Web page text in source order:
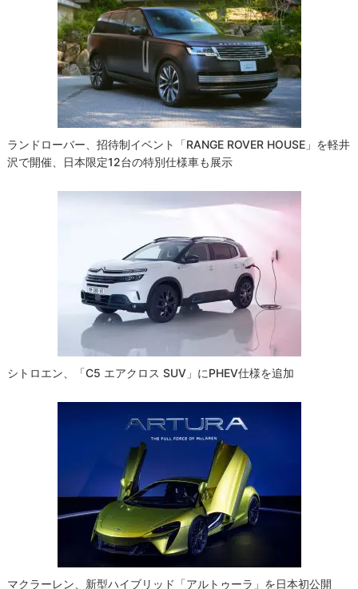
ランドローバー、招待制イベント「RANGE ROVER HOUSE」を軽井
沢で開催、日本限定12台の特別仕様車も展示
シトロエン、「C5 エアクロス SUV」にPHEV仕様を追加
マクラーレン、新型ハイブリッド「アルトゥーラ」を日本初公開